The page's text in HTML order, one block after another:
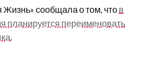
Жизнь» сообщала о том, чтов
планируется переименовать
.